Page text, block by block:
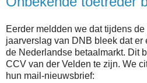
Eerder meldden we dat tijdens
jaarverslag van DNB bleek dat er
de Nederlandse betaalmarkt. Dit
CCV van der Velden te zijn. We
hun mail-nieuwsbrief: